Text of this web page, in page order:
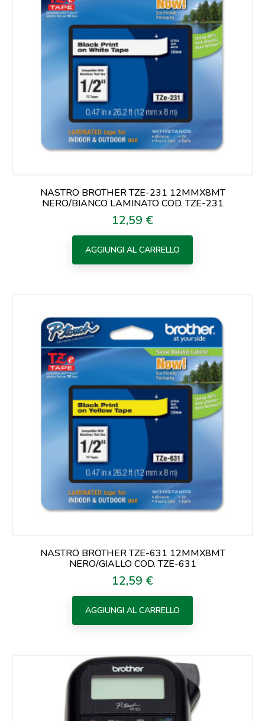
NASTRO BROTHER TZE-231 12MMX8MT
NERO/BIANCO LAMINATO COD. TZE-231
Prezzo
12,59 €
AGGIUNGI AL CARRELLO
NASTRO BROTHER TZE-631 12MMX8MT
NERO/GIALLO COD. TZE-631
Prezzo
12,59 €
AGGIUNGI AL CARRELLO